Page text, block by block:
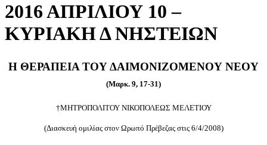
2016 ΑΠΡΙΛΙΟΥ 10 –
ΚΥΡΙΑΚΗ Δ ΝΗΣΤΕΙΩΝ
Η ΘΕΡΑΠΕΙΑ ΤΟΥ ΔΑΙΜΟΝΙΖΟΜΕΝΟΥ ΝΕΟΥ
(Μαρκ. 9, 17-31)
†ΜΗΤΡΟΠΟΛΙΤΟΥ ΝΙΚΟΠΟΛΕΩΣ ΜΕΛΕΤΙΟΥ
(Διασκευή ομιλίας στον Ωρωπό Πρέβεζας στις 6/4/2008)